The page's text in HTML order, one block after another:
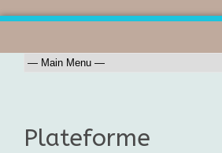
Plateforme